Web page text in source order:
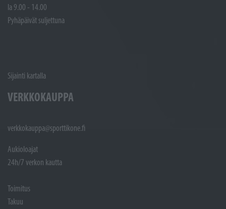
la 9.00 - 14.00
Pyhäpäivät suljettuna
Sijainti kartalla
VERKKOKAUPPA
verkkokauppa@sporttikone.fi
Aukioloajat
24h/7 verkon kautta
Toimitus
Takuu